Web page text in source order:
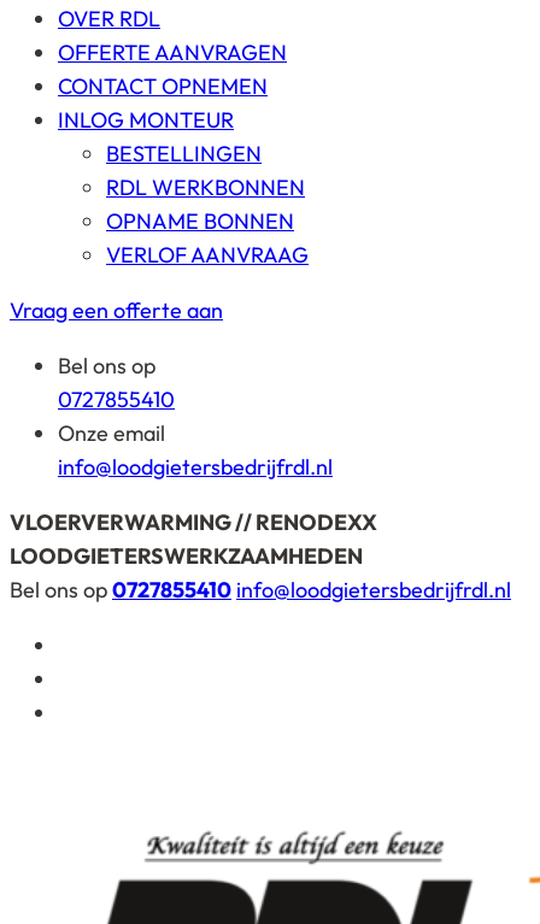
OVER RDL
OFFERTE AANVRAGEN
CONTACT OPNEMEN
INLOG MONTEUR
BESTELLINGEN
RDL WERKBONNEN
OPNAME BONNEN
VERLOF AANVRAAG
Vraag een offerte aan
Bel ons op
0727855410
Onze email
info@loodgietersbedrijfrdl.nl
VLOERVERWARMING // RENODEXX
LOODGIETERSWERKZAAMHEDEN
Bel ons op0727855410 info@loodgietersbedrijfrdl.nl